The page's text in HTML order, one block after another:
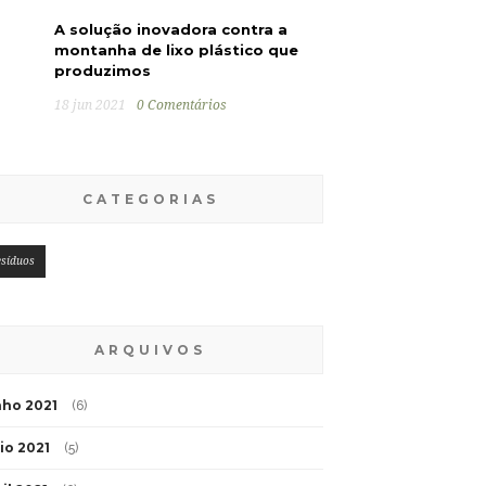
A solução inovadora contra a
montanha de lixo plástico que
produzimos
18 jun 2021 0 Comentários
CATEGORIAS
ARQUIVOS
2021 (6)
2021 (5)